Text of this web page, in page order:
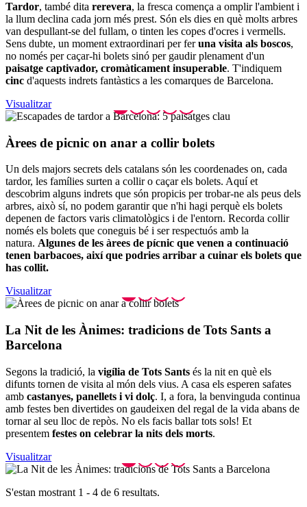
Tardor, també dita rerevera, la fresca comença a omplir l'ambient i
la llum declina cada jorn més prest. Són els dies en què molts arbres
van despullant-se del fullam, o tinten les copes d'ocres i vermells.
Sens dubte, un moment extraordinari per feruna visita als boscos,
no només per caçar-hi bolets sinó per gaudir plenament d'un
paisatge captivador, cromàticament insuperable. T'indiquem
cinc d'aquests indrets fantàstics a les comarques de Barcelona.
Visualitzar
Àrees de picnic on anar a collir bolets
Un dels majors secrets dels catalans són les coordenades on, cada
tardor, les famílies surten a collir o caçar els bolets. Aquí et
descobrim alguns indrets que són propicis per trobar-ne als peus dels
arbres, això sí, no podem garantir que n'hi hagi perquè els bolets
depenen de factors varis climatològics i de l'entorn. Recorda collir
només els bolets que coneguis bé i ser respectuós amb la
natura. Algunes de les àrees de pícnic que venen a continuació
tenen barbacoes, així que podries arribar a cuinar els bolets que
has collit.
Visualitzar
La Nit de les Ànimes: tradicions de Tots Sants a
Barcelona
Segons la tradició, la vigília de Tots Sants és la nit en què els
difunts tornen de visita al món dels vius. A casa els esperen safates
amb castanyes, panellets i vi dolç. I, a fora, la benvinguda continua
amb festes ben divertides on gaudeixen del regal de la vida abans de
tornar al seu lloc de repòs. No els facis ballar tots sols! Et
presentem festes on celebrar la nits dels morts.
Visualitzar
S'estan mostrant 1 - 4 de 6 resultats.